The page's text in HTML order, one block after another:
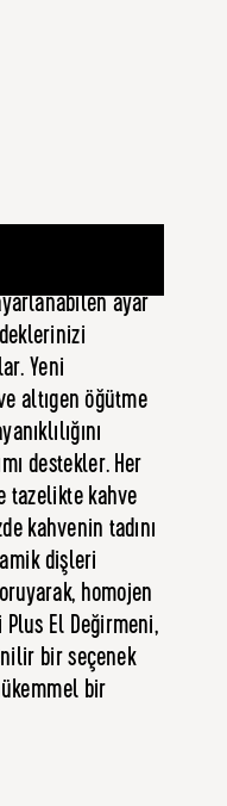
ayar
Yeni
altıgen öğütme
destekler. Her
tazelikte kahve
kahvenin tadını
dişleri
homojen
El Değirmeni,
bir seçenek
bir